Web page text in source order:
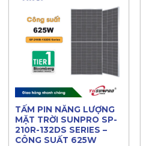
TẤM PIN NĂNG LƯỢNG
MẶT TRỜI SUNPRO SP-
210R-132DS SERIES –
CÔNG SUẤT 625W